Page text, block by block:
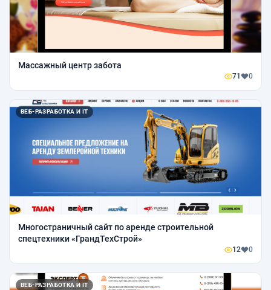
Массажный центр забота
71 0
ВЕБ-РАЗРАБОТКА И IT
Многостраничный сайт по аренде строительной
спецтехники «ГрандТехСтрой»
12 0
ВЕБ-РАЗРАБОТКА И IT